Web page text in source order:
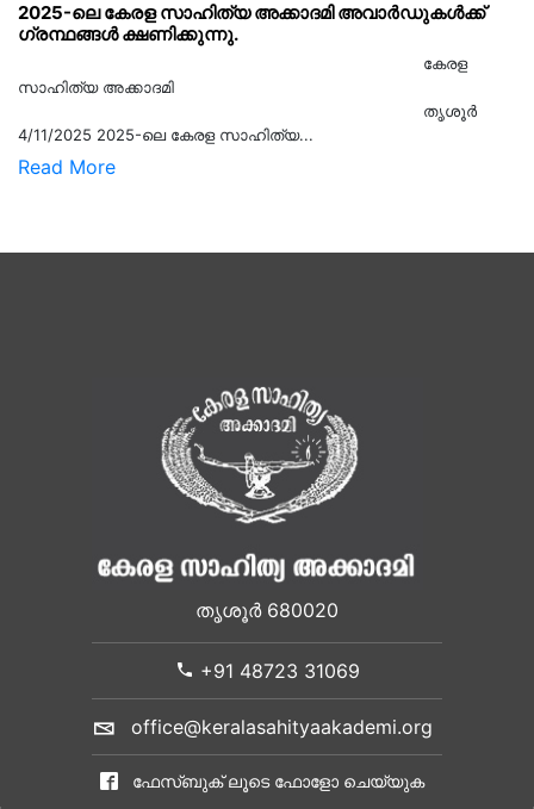
2025-ലെ കേരള സാഹിത്യ അക്കാദമി അവാർഡുകൾക്ക്
ഗ്രന്ഥങ്ങൾ ക്ഷണിക്കുന്നു.
കേരള
സാഹിത്യ അക്കാദമി
തൃശൂര്‍
4/11/2025 2025-ലെ കേരള സാഹിത്യ...
Read More
തൃശൂർ 680020
+91 48723 31069
office@keralasahityaakademi.org
ഫേസ്ബുക് ലൂടെ ഫോളോ ചെയ്യുക